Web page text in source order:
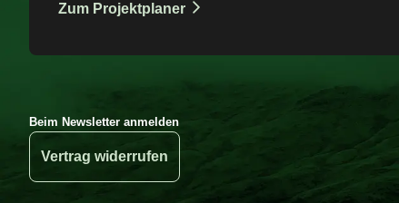
Zum Projektplaner
Beim Newsletter anmelden
Vertrag widerrufen